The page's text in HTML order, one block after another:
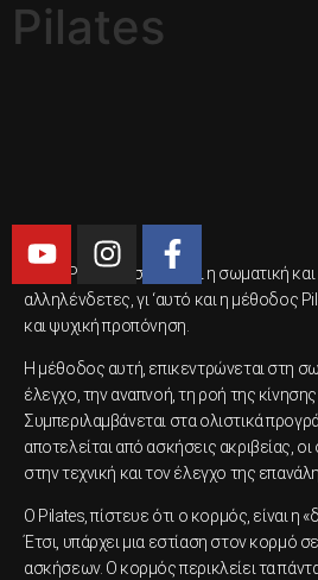
Pilates
Ο Joe Pilates, πίστευε ότι η σωματική και
αλληλένδετες, γι ‘αυτό και η μέθοδος
και ψυχική προπόνηση.
Η μέθοδος αυτή, επικεντρώνεται στη
έλεγχο, την αναπνοή, τη ροή της
Συμπεριλαμβάνεται στα ολιστικά
αποτελείται από ασκήσεις ακριβείας,
στην τεχνική και τον έλεγχο της
Ο Pilates, πίστευε ότι ο κορμός, είναι η
Έτσι, υπάρχει μια εστίαση στον κορμό
ασκήσεων. Ο κορμός περικλείει τα